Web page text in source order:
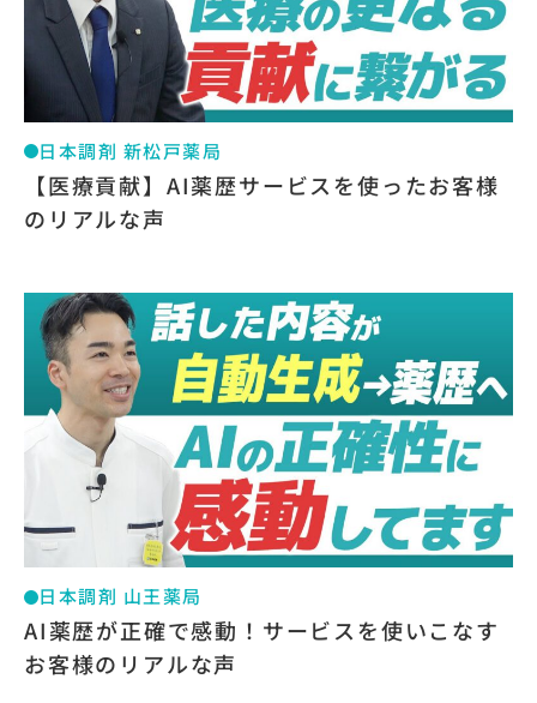
日本調剤 新松戸薬局
【医療貢献】AI薬歴サービスを使ったお客様
のリアルな声
日本調剤 山王薬局
AI薬歴が正確で感動！サービスを使いこなす
お客様のリアルな声